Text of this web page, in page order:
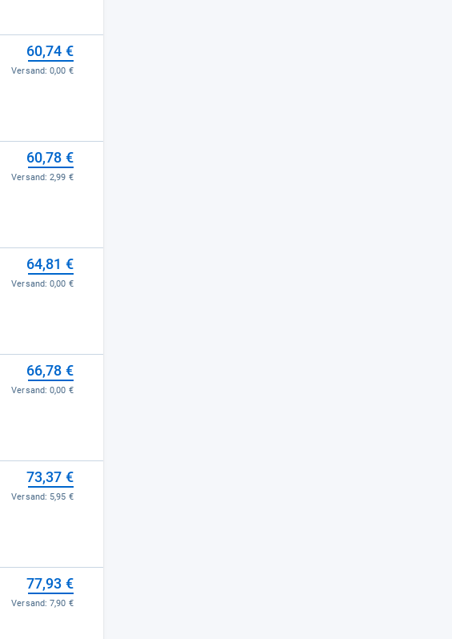
60,74 €
Versand:0,00 €
60,78 €
Versand:2,99 €
64,81 €
Versand:0,00 €
66,78 €
Versand:0,00 €
73,37 €
Versand: 5,95 €
77,93 €
Versand:7,90 €